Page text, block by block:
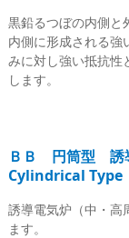
黒鉛るつぼの内側と
内側に形成される強
みに対し強い抵抗性
します。
ＢＢ 円筒型 誘
Cylindrical
誘導電気炉（中・高
ます。